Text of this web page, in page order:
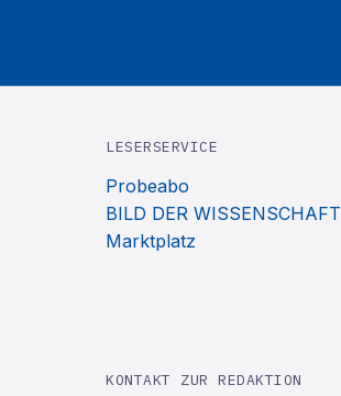
LESERSERVICE
Probeabo
BILD DER WISSENSCHAFT
Marktplatz
KONTAKT ZUR REDAKTION